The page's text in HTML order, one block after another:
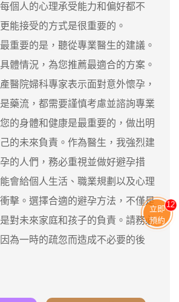
人的心理承受能力和偏好都不
能接受的方式是很重要的。
要的是，聽從專業醫生的建議。
體情況，為您推薦最適合的方案。
院婦科專家表示面對意外懷孕，
藥流，都需要謹慎考慮並諮詢專業
的身體和健康是最重要的，做出明
的未來負責。作為醫生，我強烈建
的人們，務必重視並做好避孕措
會給個人生活、職業規劃以及心理
擊。選擇合適的避孕方法，不僅是
對未來家庭和孩子的負責。請務必
為一時的疏忽而造成不必要的後
立即
預約
13